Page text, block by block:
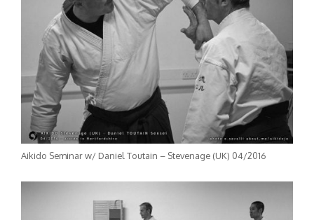
Aikido Seminar w/ Daniel Toutain – Stevenage (UK) 04/2016